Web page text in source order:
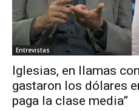
Entrevistas
Iglesias, en llamas
gastaron los dólares
paga la clase media”